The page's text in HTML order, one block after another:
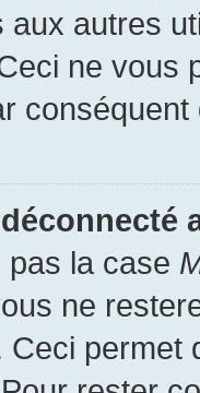
aux autres
ne vous
conséquent
la case
ne
permet